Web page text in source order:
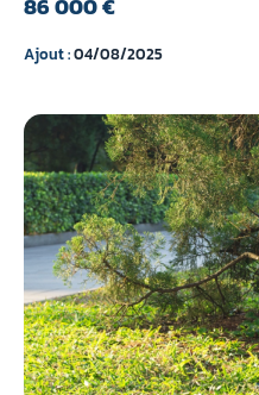
86 000 €
Ajout :04/08/2025